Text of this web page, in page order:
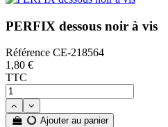
PERFIX dessous noir à vis
Référence CE-218564
1,80 €
TTC
Ajouter au panier